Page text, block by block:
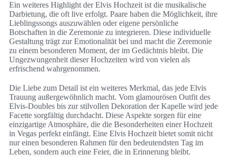
Ein weiteres Highlight der Elvis Hochzeit ist die musikalische
Darbietung, die oft live erfolgt. Paare haben die Möglichkeit, ihre
Lieblingssongs auszuwählen oder eigene persönliche
Botschaften in die Zeremonie zu integrieren. Diese individuelle
Gestaltung trägt zur Emotionalität bei und macht die Zeremonie
zu einem besonderen Moment, der im Gedächtnis bleibt. Die
Ungezwungenheit dieser Hochzeiten wird von vielen als
erfrischend wahrgenommen.
Die Liebe zum Detail ist ein weiteres Merkmal, das jede Elvis
Trauung außergewöhnlich macht. Vom glamourösen Outfit des
Elvis-Doubles bis zur stilvollen Dekoration der Kapelle wird jede
Facette sorgfältig durchdacht. Diese Aspekte sorgen für eine
einzigartige Atmosphäre, die die Besonderheiten einer Hochzeit
in Vegas perfekt einfängt. Eine Elvis Hochzeit bietet somit nicht
nur einen besonderen Rahmen für den bedeutendsten Tag im
Leben, sondern auch eine Feier, die in Erinnerung bleibt.